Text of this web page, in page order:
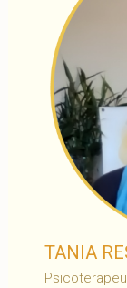
TANIA